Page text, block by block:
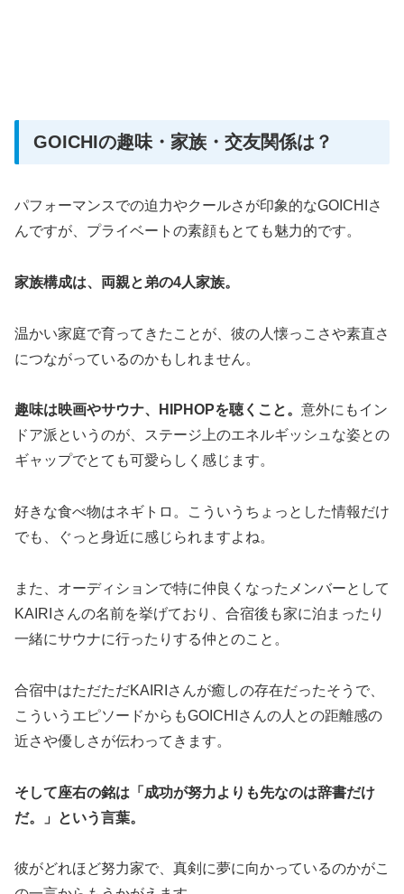
GOICHIの趣味・家族・交友関係は？
パフォーマンスでの迫力やクールさが印象的なGOICHIさ
んですが、プライベートの素顔もとても魅力的です。
家族構成は、両親と弟の4人家族。
温かい家庭で育ってきたことが、彼の人懐っこさや素直さ
につながっているのかもしれません。
趣味は映画やサウナ、HIPHOPを聴くこと。 意外にもイン
ドア派というのが、ステージ上のエネルギッシュな姿との
ギャップでとても可愛らしく感じます。
好きな食べ物はネギトロ。こういうちょっとした情報だけ
でも、ぐっと身近に感じられますよね。
また、オーディションで特に仲良くなったメンバーとして
KAIRIさんの名前を挙げており、合宿後も家に泊まったり
一緒にサウナに行ったりする仲とのこと。
合宿中はただただKAIRIさんが癒しの存在だったそうで、
こういうエピソードからもGOICHIさんの人との距離感の
近さや優しさが伝わってきます。
そして座右の銘は「成功が努力よりも先なのは辞書だけ
だ。」という言葉。
彼がどれほど努力家で、真剣に夢に向かっているのかがこ